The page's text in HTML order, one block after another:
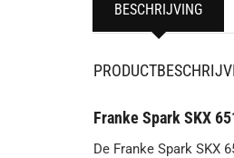
BESCHRIJVING
Franke Spark SKX
De Franke Spark SKX